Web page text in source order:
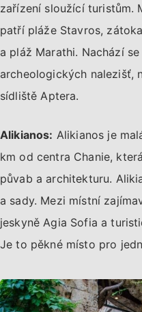
zařízení sloužící turistům.
patří pláže Stavros,
a pláž Marathi. Nachází
archeologických nalezišť,
sídliště Aptera.
Alikianos: Alikianos je
km od centra Chanie,
půvab a architekturu.
a sady. Mezi místní
jeskyně Agia Sofia a
Je to pěkné místo pro